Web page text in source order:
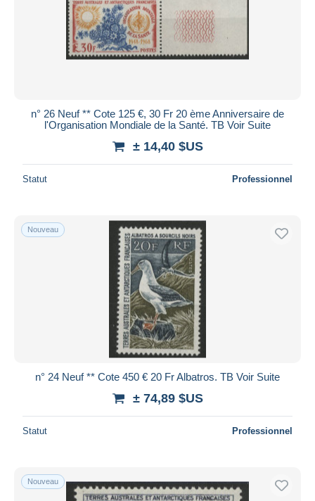
n° 26 Neuf ** Cote 125 €, 30 Fr 20 ème Anniversaire de
l'Organisation Mondiale de la Santé. TB Voir Suite
± 14,40 $US
Statut Professionnel
Nouveau
n° 24 Neuf ** Cote 450 € 20 Fr Albatros. TB Voir Suite
± 74,89 $US
Statut Professionnel
Nouveau